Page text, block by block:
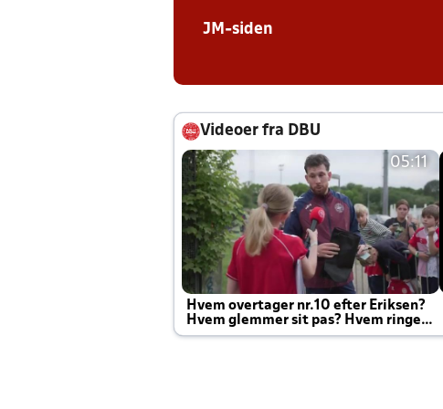
JM-siden
Videoer fra DBU
05:11
Hvem overtager nr.10 efter Eriksen?
Hvem glemmer sit pas? Hvem ringer
Joachim altid til efter kampe?